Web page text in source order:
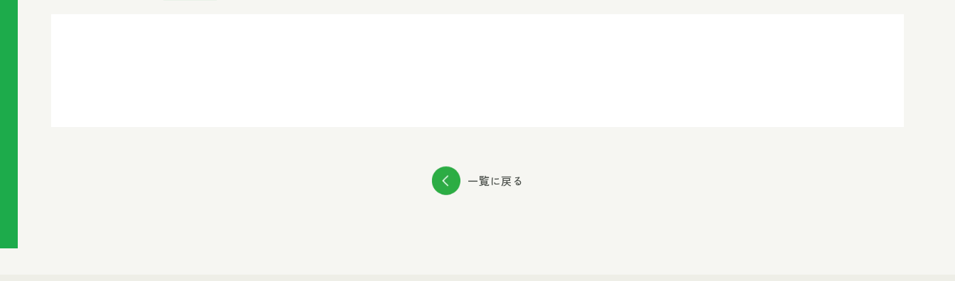
一覧に戻る